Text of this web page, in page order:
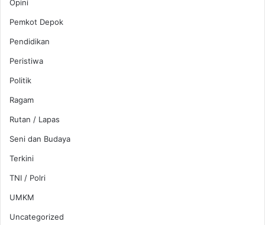
Opini
Pemkot Depok
Pendidikan
Peristiwa
Politik
Ragam
Rutan / Lapas
Seni dan Budaya
Terkini
TNI / Polri
UMKM
Uncategorized